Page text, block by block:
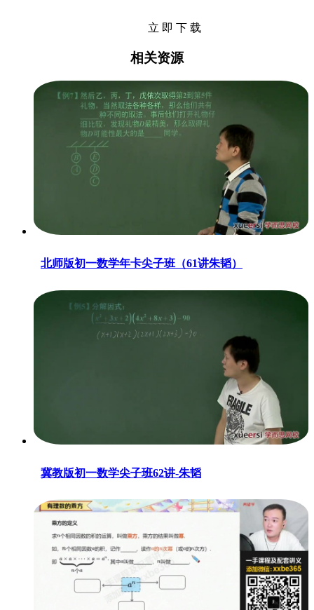
立 即 下 载
相关资源
北师版初一数学年卡尖子班（61讲朱韬）
冀教版初一数学尖子班62讲-朱韬